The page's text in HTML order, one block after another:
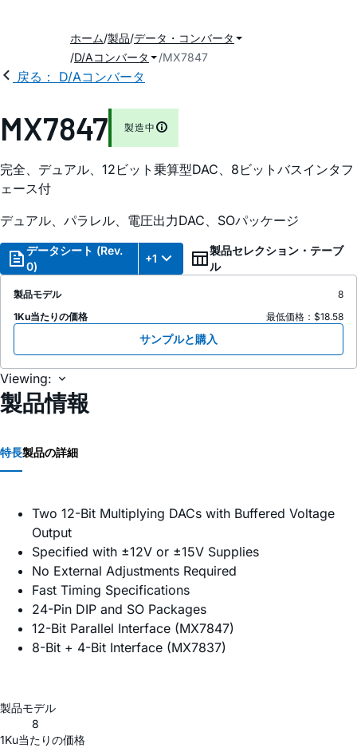
ホーム 製品 データ・コンバータ
D/Aコンバータ
MX7847
戻る： D/Aコンバータ
MX7847 製造中
完全、デュアル、12ビット乗算型DAC、8ビットバスインタフ
ェース付
デュアル、パラレル、電圧出力DAC、SOパッケージ
データシート (Rev.
0)
+1
製品セレクション・テーブ
ル
製品モデル
8
1Ku当たりの価格
最低価格：$18.58
サンプルと購入
Viewing:
製品情報
特長製品の詳細
Two 12-Bit Multiplying DACs with Buffered Voltage
Output
Specified with ±12V or ±15V Supplies
No External Adjustments Required
Fast Timing Specifications
24-Pin DIP and SO Packages
12-Bit Parallel Interface (MX7847)
8-Bit + 4-Bit Interface (MX7837)
製品モデル
8
1Ku当たりの価格